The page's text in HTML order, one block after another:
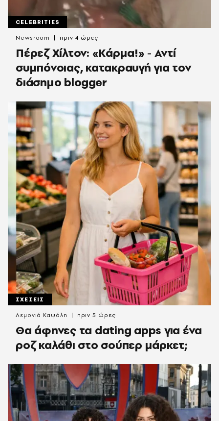
CELEBRITIES
Πέρεζ Χίλτον: «Κάρμα!» - Αντί
συμπόνοιας, κατακραυγή για τον
διάσημο blogger
Newsroom πριν 4 ώρες
ΣΧΕΣΕΙΣ
Θα άφηνες τα dating apps για ένα
ροζ καλάθι στο σούπερ μάρκετ;
Λεμονιά Καψάλη πριν 5 ώρες